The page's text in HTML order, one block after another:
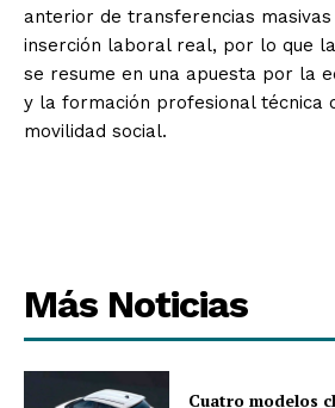
anterior de transferencias
inserción laboral real, por lo que
se resume en una apuesta por la
y la formación profesional técnica
movilidad social.
Más Noticias
Cuatro modelos